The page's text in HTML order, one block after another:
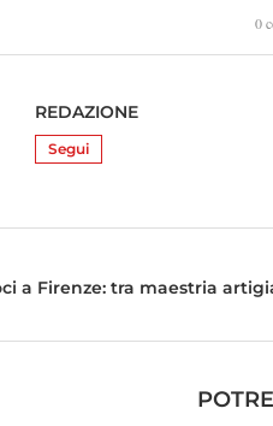
0
REDAZIONE
Segui
a Firenze: tra maestria